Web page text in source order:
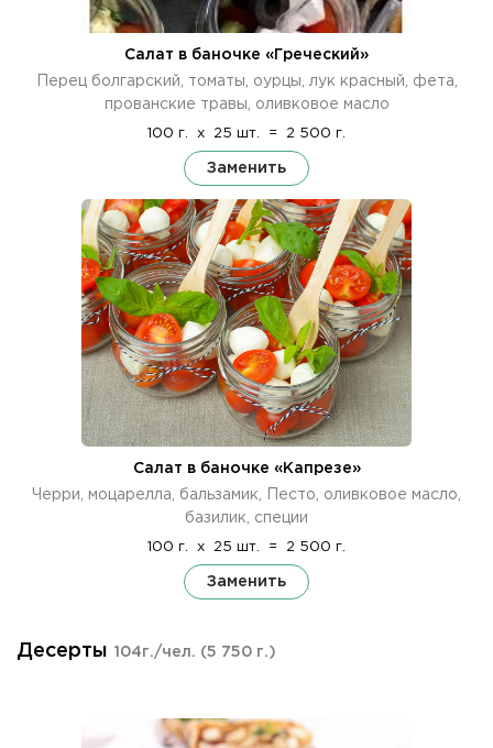
Салат в баночке «Греческий»
Перец болгарский, томаты, оурцы, лук красный, фета,
прованские травы, оливковое масло
100 г. x 25 шт. = 2 500 г.
Заменить
Салат в баночке «Капрезе»
Черри, моцарелла, бальзамик, Песто, оливковое масло,
базилик, специи
100 г. x 25 шт. = 2 500 г.
Заменить
Десерты 104г./чел. (5 750 г.)